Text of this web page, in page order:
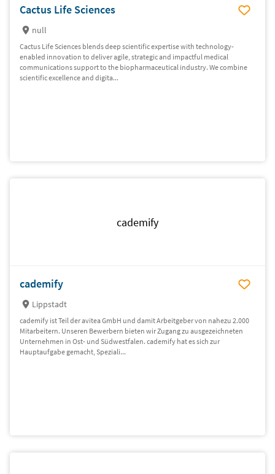
Cactus Life Sciences
null
Cactus Life Sciences blends deep scientific expertise with technology-
enabled innovation to deliver agile, strategic and impactful medical
communications support to the biopharmaceutical industry. We combine
scientific excellence and digita...
cademify
cademify
Lippstadt
cademify ist Teil der avitea GmbH und damit Arbeitgeber von nahezu 2.000
Mitarbeitern. Unseren Bewerbern bieten wir Zugang zu ausgezeichneten
Unternehmen in Ost- und Südwestfalen. cademify hat es sich zur
Hauptaufgabe gemacht, Speziali...